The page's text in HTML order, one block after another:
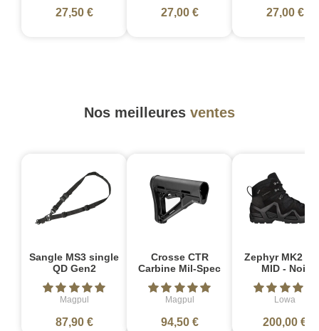
27,50 € 27,00 € 27,00 €
Nos meilleures ventes
Sangle MS3 single
QD Gen2
Magpul
87,90 €
Crosse CTR
Carbine Mil-Spec
Magpul
94,50 €
Zephyr MK2
MID - Noir
Lowa
200,00 €